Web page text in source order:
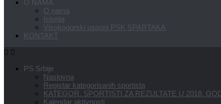
O NAMA
O nama
Istorija
Visokogorski usponi PSK SPARTAKA
KONTAKT
PS Srbije
Naslovna
Registar kategorisanih sportista
KATEGOR. SPORTISTI ZA REZULTATE U 2018.
Kalendar aktivnosti